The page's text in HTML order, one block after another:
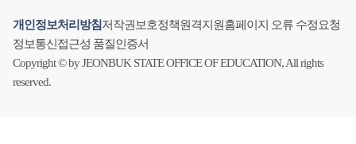
개인정보처리방침저작권보호정책원격지원홈페이지 오류 수정요청
정보통신접근성 품질인증서
Copyright © by JEONBUK STATE OFFICE OF EDUCATION, All rights
reserved.